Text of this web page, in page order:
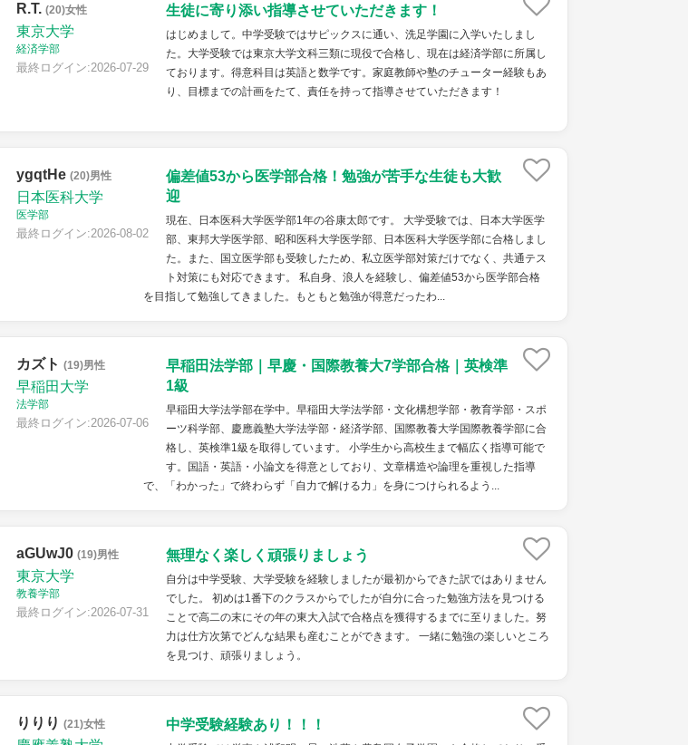
R.T. (20)女性
東京大学
経済学部
最終ログイン:2026-07-29
生徒に寄り添い指導させていただきます！
はじめまして。中学受験ではサピックスに通い、洗足学園に入学いたしまし
た。大学受験では東京大学文科三類に現役で合格し、現在は経済学部に所属し
ております。得意科目は英語と数学です。家庭教師や塾のチューター経験もあ
り、目標までの計画をたて、責任を持って指導させていただきます！
ygqtHe (20)男性
日本医科大学
医学部
最終ログイン:2026-08-02
偏差値53から医学部合格！勉強が苦手な生徒も大歓
迎
現在、日本医科大学医学部1年の谷康太郎です。 大学受験では、日本大学医学
部、東邦大学医学部、昭和医科大学医学部、日本医科大学医学部に合格しまし
た。また、国立医学部も受験したため、私立医学部対策だけでなく、共通テス
ト対策にも対応できます。 私自身、浪人を経験し、偏差値53から医学部合格
を目指して勉強してきました。もともと勉強が得意だったわ...
カズト (19)男性
早稲田大学
法学部
最終ログイン:2026-07-06
早稲田法学部｜早慶・国際教養大7学部合格｜英検準
1級
早稲田大学法学部在学中。早稲田大学法学部・文化構想学部・教育学部・スポ
ーツ科学部、慶應義塾大学法学部・経済学部、国際教養大学国際教養学部に合
格し、英検準1級を取得しています。 小学生から高校生まで幅広く指導可能で
す。国語・英語・小論文を得意としており、文章構造や論理を重視した指導
で、「わかった」で終わらず「自力で解ける力」を身につけられるよう...
aGUwJ0 (19)男性
東京大学
教養学部
最終ログイン:2026-07-31
無理なく楽しく頑張りましょう
自分は中学受験、大学受験を経験しましたが最初からできた訳ではありません
でした。 初めは1番下のクラスからでしたが自分に合った勉強方法を見つける
ことで高二の末にその年の東大入試で合格点を獲得するまでに至りました。努
力は仕方次第でどんな結果も産むことができます。 一緒に勉強の楽しいところ
を見つけ、頑張りましょう。
りりり (21)女性 中学受験経験あり！！！